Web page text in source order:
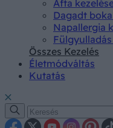
Afta
Dagadt
Napallergia
Összes Kezelés
Életmódváltás
Kutatás